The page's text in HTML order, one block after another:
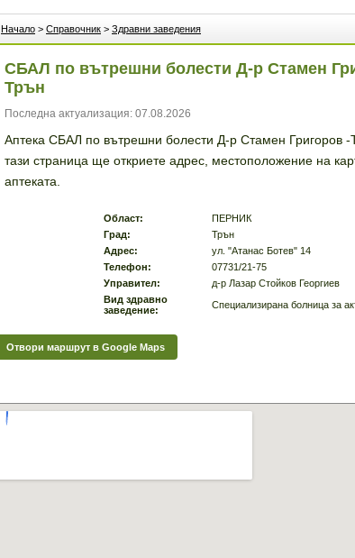
Начало > Справочник > Здравни заведения
СБАЛ по вътрешни болести Д-р Стамен
Трън
Последна актуализация: 07.08.2026
Аптека СБАЛ по вътрешни болести Д-р Стамен
тази страница ще откриете адрес, местоположение на
аптеката.
Област:
ПЕРНИК
Град:
Трън
Адрес:
ул. "Атанас Ботев" 14
Телефон:
07731/21-75
Управител:
д-р Лазар Стойков Георгиев
Вид здравно
заведение:
Специализирана болница за
Отвори маршрут в Google Maps